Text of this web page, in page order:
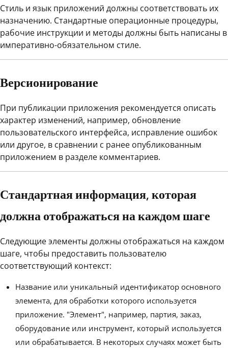
Стиль и язык приложений должны соответствовать их
назначению. Стандартные операционные процедуры,
рабочие инструкции и методы должны быть написаны в
императивно-обязательном стиле.
Версионирование
При публикации приложения рекомендуется описать
характер изменений, например, обновление
пользовательского интерфейса, исправление ошибок
или другое, в сравнении с ранее опубликованным
приложением в разделе комментариев.
Стандартная информация, которая
должна отображаться на каждом шаге
Следующие элементы должны отображаться на каждом
шаге, чтобы предоставить пользователю
соответствующий контекст:
Название или уникальный идентификатор основного
элемента, для обработки которого используется
приложение. "Элемент", например, партия, заказ,
оборудование или инструмент, который используется
или обрабатывается. В некоторых случаях может быть